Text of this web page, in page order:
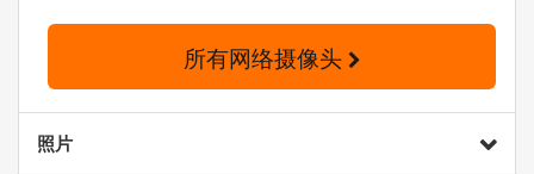
所有网络摄像头
照片